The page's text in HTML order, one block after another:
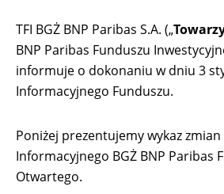
TFI BGŻ BNP Paribas S.A. („
BNP Paribas Funduszu
informuje o dokonaniu w dniu 3
Informacyjnego Funduszu.
Poniżej prezentujemy wykaz
Informacyjnego BGŻ BNP Paribas
Otwartego.